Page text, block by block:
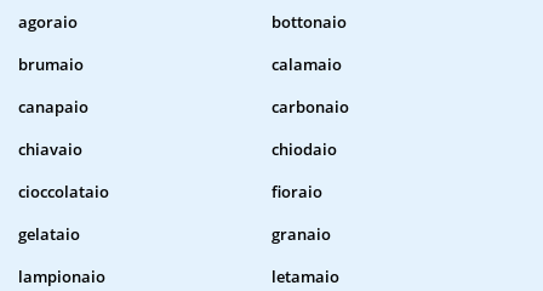
agoraio
bottonaio
brumaio
calamaio
canapaio
carbonaio
chiavaio
chiodaio
cioccolataio
fioraio
gelataio
granaio
lampionaio
letamaio